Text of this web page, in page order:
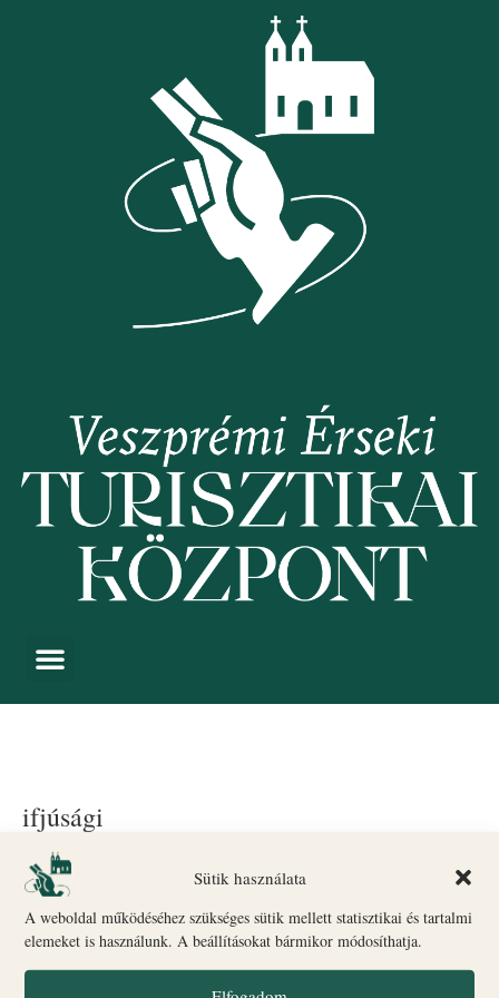
Sütik használata
A weboldal működéséhez szükséges sütik mellett statisztikai és tartalmi
elemeket is használunk. A beállításokat bármikor módosíthatja.
ifjúsági
Események
Notice Sajnos nincs találat.